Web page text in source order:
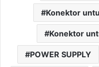
Konektor
Konektor
POWER SUPPLY